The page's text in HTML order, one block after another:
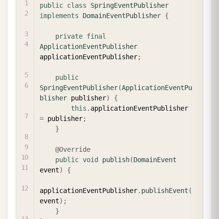
public class
SpringEventPublisher
implements
DomainEventPublisher {
private final
ApplicationEventPublisher
applicationEventPublisher;
public
SpringEventPublisher(ApplicationEventPu
blisher publisher)
{
this .
= publisher;
}
@Override
public void publish(DomainEvent
event) {
applicationEventPublisher. publishEvent (
event) ;
}